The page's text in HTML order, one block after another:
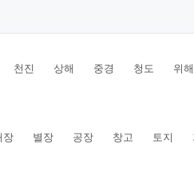
천진 상해 중경 청도 위해
장 별장 공장 창고 토지